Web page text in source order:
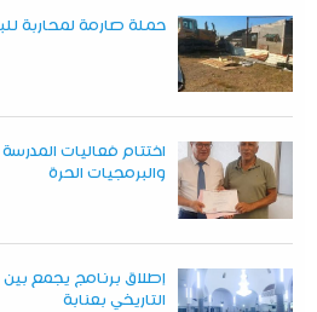
حملة صارمة لمحاربة
اختتام فعاليات
والبرمجيات الحرة
إطلاق برنامج يجمع بين
التاريخي بعنابة